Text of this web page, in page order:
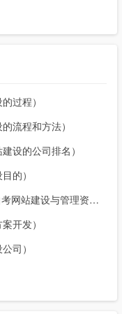
过程）
流程和方法）
设的公司排名）
的）
03340网站建设与管理自考真题（自考网站建设与管理资料）
开发）
司）